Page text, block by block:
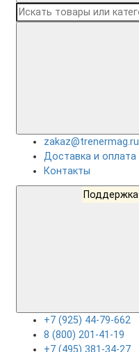
zakaz@trenermag.ru
Доставка и оплата
Контакты
Поддержка
+7 (925) 44-79-662
8 (800) 201-41-19
+7 (495) 381-34-27